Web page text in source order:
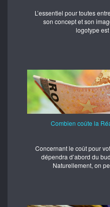
L’essentiel pour toutes
son concept et son
logotype
Combien coûte la
Concernant le coût pour
dépendra d’abord du
Naturellement, on